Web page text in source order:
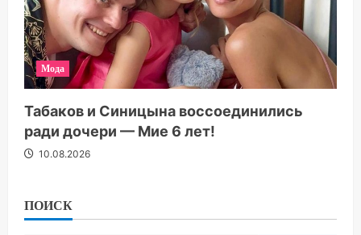
Мода
Табаков и Синицына воссоединились
ради дочери — Мие 6 лет!
10.08.2026
ПОИСК